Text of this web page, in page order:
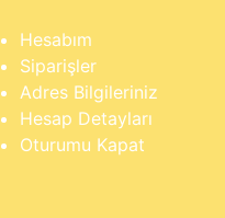
Hesabım
Siparişler
Adres Bilgileriniz
Hesap Detayları
Oturumu Kapat